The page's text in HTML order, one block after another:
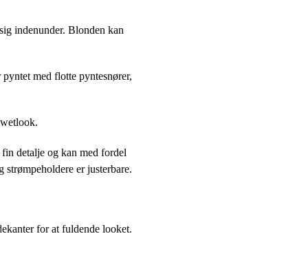
indenunder. Blonden kan
med flotte pyntesnører,
detalje og kan med fordel
er justerbare.
for at fuldende looket.